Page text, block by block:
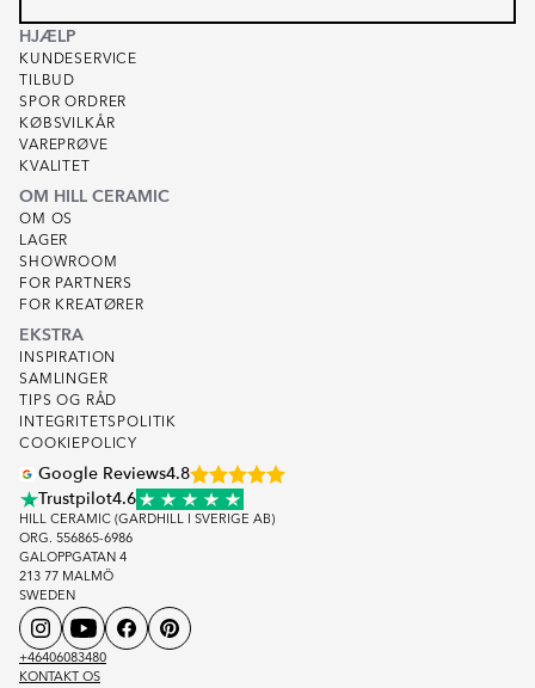
HJÆLP
KUNDESERVICE
TILBUD
SPOR ORDRER
KØBSVILKÅR
VAREPRØVE
KVALITET
OM HILL CERAMIC
OM OS
LAGER
SHOWROOM
FOR PARTNERS
FOR KREATØRER
EKSTRA
INSPIRATION
SAMLINGER
TIPS OG RÅD
INTEGRITETSPOLITIK
COOKIEPOLICY
Google Reviews4.8
Trustpilot4.6
HILL CERAMIC (GARDHILL I SVERIGE AB)
ORG. 556865-6986
GALOPPGATAN 4
213 77 MALMÖ
SWEDEN
+46406083480
KONTAKT OS